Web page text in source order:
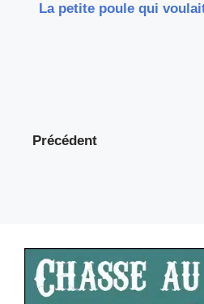
La petite poule qui
Précédent